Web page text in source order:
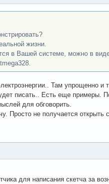
жизни.
в Вашей системе, можно в
Там упрощенно и
писать.. Есть еще примеры.
для обговорить.
Просто не получается
для написания скетча за